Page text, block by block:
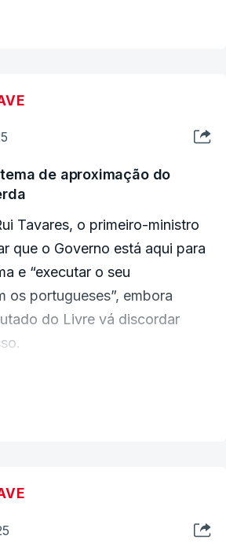
de aproximação do
Tavares, o primeiro-ministro
que o Governo está aqui para
e “executar o seu
os portugueses”, embora
do Livre vá discordar
argumentou. “Estamos a